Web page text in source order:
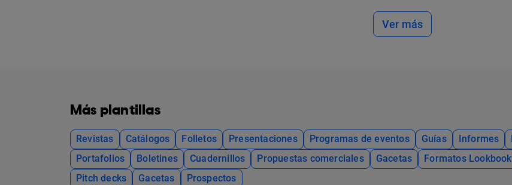
Ver más
Más plantillas
Revistas Catálogos Folletos Presentaciones Programas de eventos Guías Informes
Portafolios
Boletines Cuadernillos Propuestas comerciales Gacetas Formatos Lookbook
Pitch decks
Gacetas Prospectos